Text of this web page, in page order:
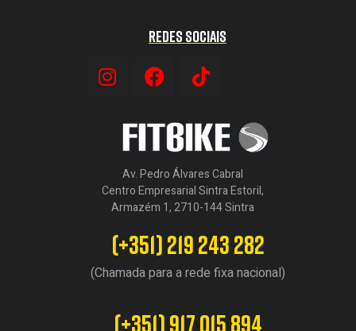
REDES SOCIAIS
Av. Pedro Álvares Cabral
Centro Empresarial Sintra Estoril,
Armazém 1, 2710-144 Sintra
(+351) 219 243 282
(Chamada para a rede fixa nacional)
(+351) 917 015 894